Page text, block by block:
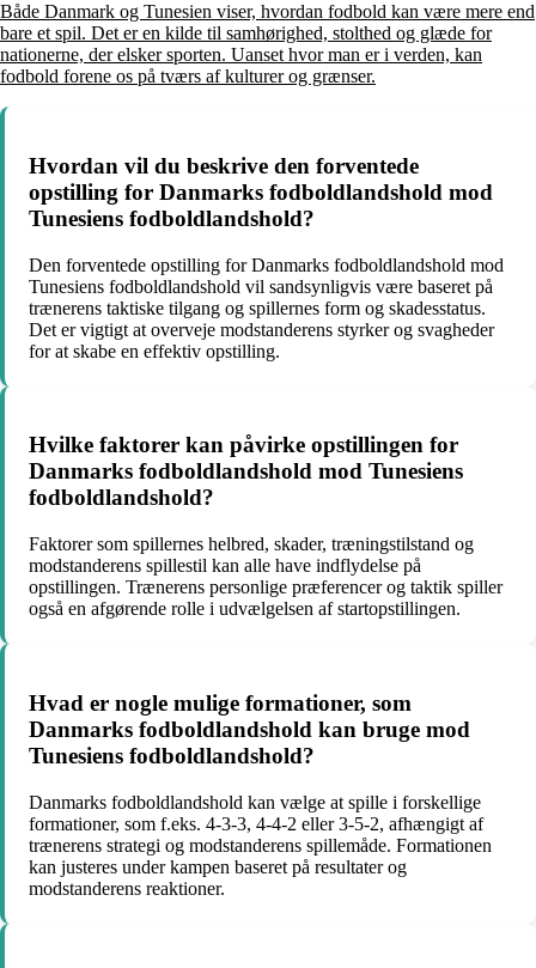
Både Danmark og Tunesien viser, hvordan fodbold kan være mere end
bare et spil. Det er en kilde til samhørighed, stolthed og glæde for
nationerne, der elsker sporten. Uanset hvor man er i verden, kan
fodbold forene os på tværs af kulturer og grænser.
Hvordan vil du beskrive den forventede
opstilling for Danmarks fodboldlandshold mod
Tunesiens fodboldlandshold?
Den forventede opstilling for Danmarks fodboldlandshold mod
Tunesiens fodboldlandshold vil sandsynligvis være baseret på
trænerens taktiske tilgang og spillernes form og skadesstatus.
Det er vigtigt at overveje modstanderens styrker og svagheder
for at skabe en effektiv opstilling.
Hvilke faktorer kan påvirke opstillingen for
Danmarks fodboldlandshold mod Tunesiens
fodboldlandshold?
Faktorer som spillernes helbred, skader, træningstilstand og
modstanderens spillestil kan alle have indflydelse på
opstillingen. Trænerens personlige præferencer og taktik spiller
også en afgørende rolle i udvælgelsen af startopstillingen.
Hvad er nogle mulige formationer, som
Danmarks fodboldlandshold kan bruge mod
Tunesiens fodboldlandshold?
Danmarks fodboldlandshold kan vælge at spille i forskellige
formationer, som f.eks. 4-3-3, 4-4-2 eller 3-5-2, afhængigt af
trænerens strategi og modstanderens spillemåde. Formationen
kan justeres under kampen baseret på resultater og
modstanderens reaktioner.